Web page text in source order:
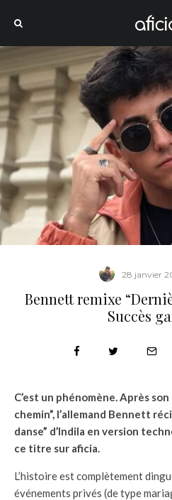
28 janvier
Bennett remixe
Succès
C’est un phénomène. Après
chemin”, l’allemand Bennett
danse” d’Indila en version
ce titre sur aficia.
L’histoire est complètement
événements privés (de type